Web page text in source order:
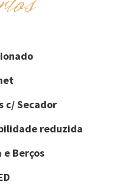
c/ Secador
reduzida
e Berços